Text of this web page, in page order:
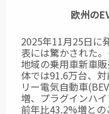
欧州の
2025年11月25日に
表には驚かされた。
地域の乗用車新車
体では91.6万台、
リー電気自動車
増、プラグインハ
前年比43.2%増との